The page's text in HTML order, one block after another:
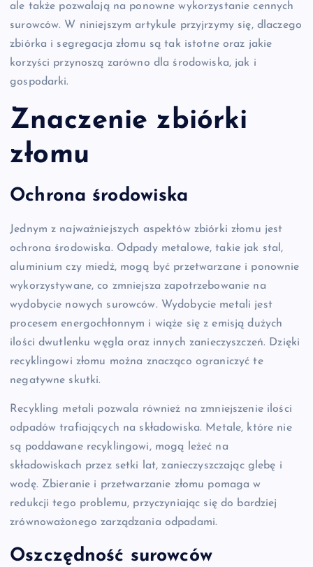
ale także pozwalają na ponowne wykorzystanie cennych
surowców. W niniejszym artykule przyjrzymy się, dlaczego
zbiórka i segregacja złomu są tak istotne oraz jakie
korzyści przynoszą zarówno dla środowiska, jak i
gospodarki.
Znaczenie zbiórki
złomu
Ochrona środowiska
Jednym z najważniejszych aspektów zbiórki złomu jest
ochrona środowiska. Odpady metalowe, takie jak stal,
aluminium czy miedź, mogą być przetwarzane i ponownie
wykorzystywane, co zmniejsza zapotrzebowanie na
wydobycie nowych surowców. Wydobycie metali jest
procesem energochłonnym i wiąże się z emisją dużych
ilości dwutlenku węgla oraz innych zanieczyszczeń. Dzięki
recyklingowi złomu można znacząco ograniczyć te
negatywne skutki.
Recykling metali pozwala również na zmniejszenie ilości
odpadów trafiających na składowiska. Metale, które nie
są poddawane recyklingowi, mogą leżeć na
składowiskach przez setki lat, zanieczyszczając glebę i
wodę. Zbieranie i przetwarzanie złomu pomaga w
redukcji tego problemu, przyczyniając się do bardziej
zrównoważonego zarządzania odpadami.
Oszczędność surowców